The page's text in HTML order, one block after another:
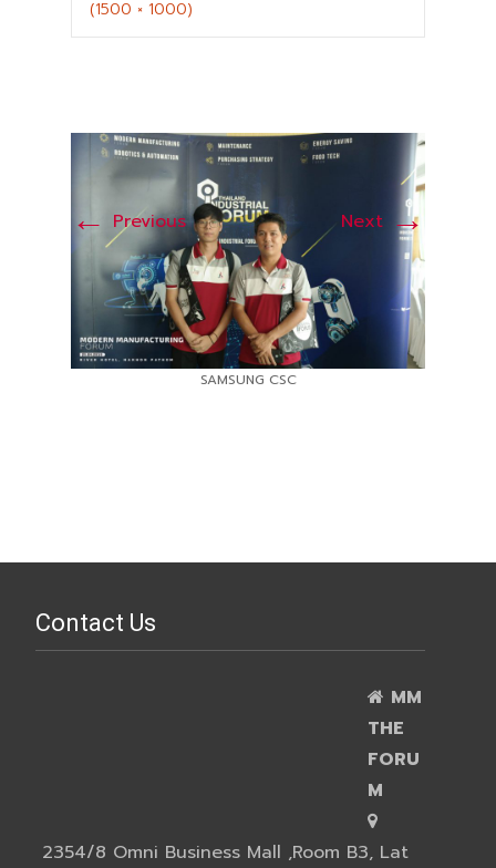
(1500 × 1000)
← Previous Next →
SAMSUNG CSC
Contact Us
MM
THE
FORU
M
2354/8 Omni Business Mall ,Room B3, Lat